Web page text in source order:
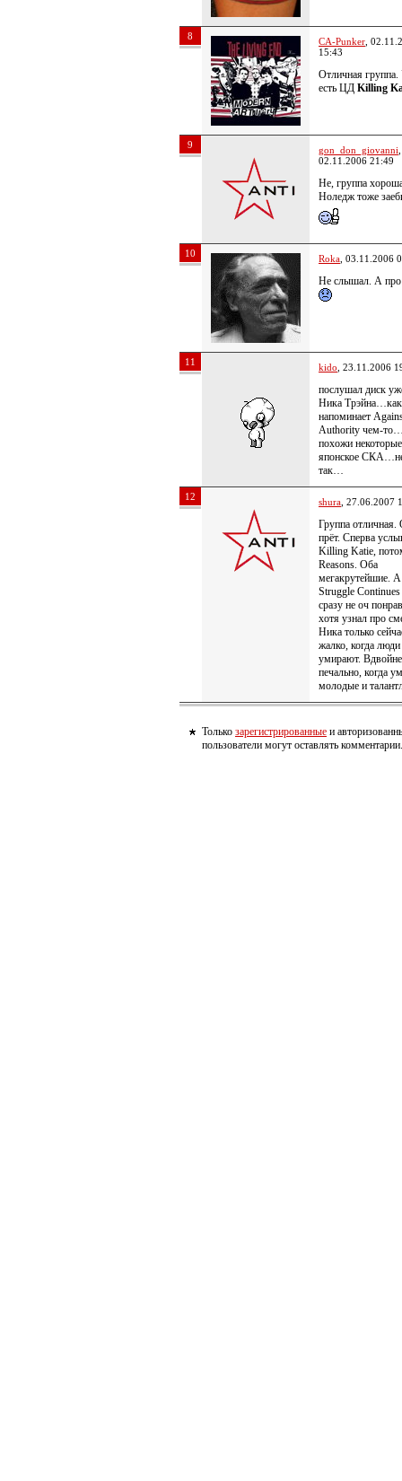
8 CA-Punker ,
15:43
Отличная
есть ЦД Killing
9 gon_don_giovanni
02.11.2006 21:49
Не, группа
Ноледж тоже
10 Roka , 03.11.2006
Не слышал. А про
11 kido , 23.11.2006
послушал диск
Ника
напоминает
Authority чем-
похожи
японское
так…
12 shura , 27.06.2007
Группа отличная.
прёт. Сперва
Killing Katie,
Reasons. Оба
мегакрутейшие.
Struggle
сразу не оч
хотя узнал про
Ника только
жалко, когда люди
умирают. Вдвойне
печально, когда
молодые и
Только зарегистрированные и
пользователи могут оставлять комментарии.